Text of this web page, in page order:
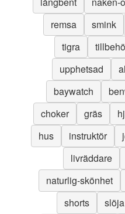
remsa
smink
tigra
upphetsad
baywatch
choker
gräs
hus
instruktör
livräddare
naturlig-skönhet
shorts
slöja